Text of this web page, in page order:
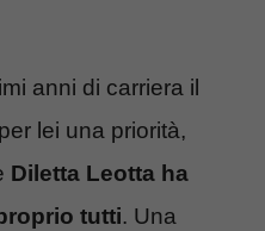
anni di carriera il
lei una priorità,
Diletta Leotta ha
tutti. Una